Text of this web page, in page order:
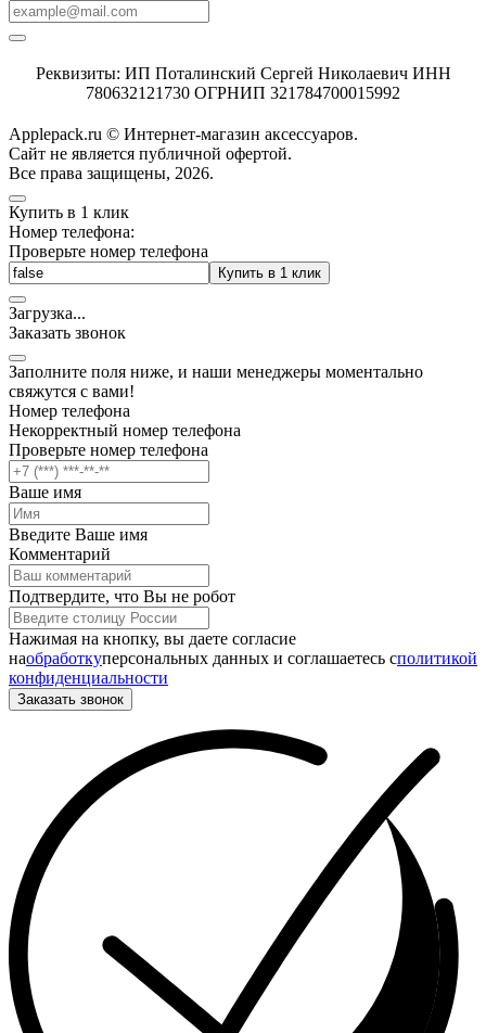
Реквизиты: ИП Поталинский Сергей Николаевич ИНН
780632121730 ОГРНИП 321784700015992
Applepack.ru © Интернет-магазин аксессуаров.
Cайт не является публичной офертой.
Все права защищены, 2026.
Купить в 1 клик
Номер телефона:
Проверьте номер телефона
Купить в 1 клик
Загрузка...
Заказать звонок
Заполните поля ниже, и наши менеджеры моментально
свяжутся с вами!
Номер телефона
Некорректный номер телефона
Проверьте номер телефона
Ваше имя
Введите Ваше имя
Комментарий
Подтвердите, что Вы не робот
Нажимая на кнопку, вы даете согласие
наобработкуперсональных данных и соглашаетесь cполитикой
конфиденциальности
Заказать звонок